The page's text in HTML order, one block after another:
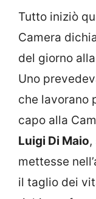
Tutto iniziò
Camera
del giorno
Uno
che lavorano
capo alla
Luigi Di Maio
mettesse
il taglio dei